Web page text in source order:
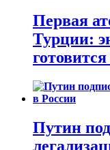
Первая
Турции:
Путин